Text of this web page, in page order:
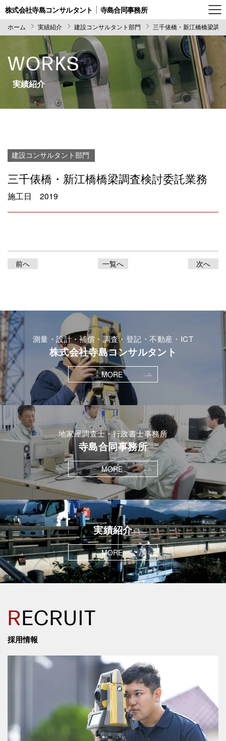
株式会社寺島コンサルタント 寺島合同事務所
ホーム 実績紹介 建設コンサルタント部門 三千俵橋・新江橋橋梁調
WORKS
実績紹介
建設コンサルタント部門
三千俵橋・新江橋橋梁調査検討委託業務
施工日 2019
前へ 一覧へ 次へ
測量・設計・補償・調査・登記・不動産・ICT
株式会社寺島コンサルタント
MORE
地家屋調査士・行政書士事務所
寺島合同事務所
MORE
実績紹介
MORE
RECRUIT
採用情報